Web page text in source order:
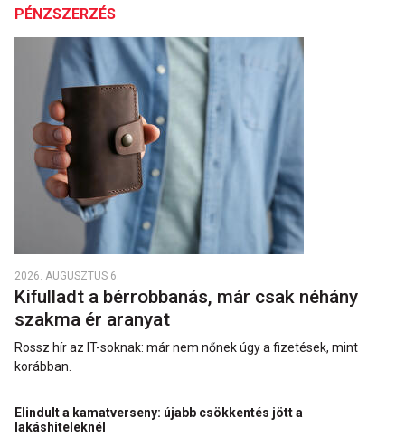
PÉNZSZERZÉS
2026. AUGUSZTUS 6.
Kifulladt a bérrobbanás, már csak néhány
szakma ér aranyat
Rossz hír az IT-soknak: már nem nőnek úgy a fizetések, mint
korábban.
Elindult a kamatverseny: újabb csökkentés jött a
lakáshiteleknél